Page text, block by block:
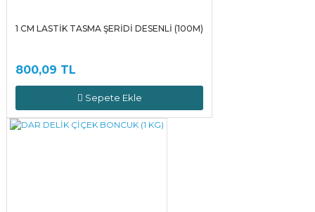
1 CM LASTİK TASMA ŞERİDİ DESENLİ (100M)
800,09 TL
Sepete Ekle